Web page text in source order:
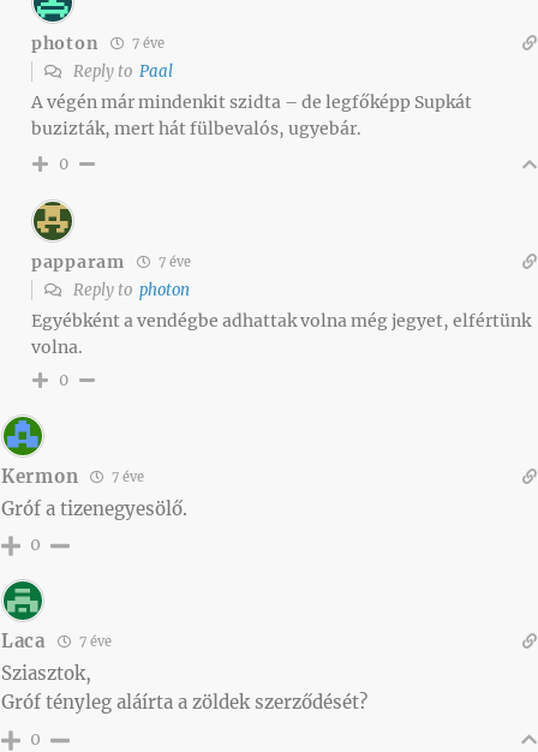
photon 7 éve
Reply to Paal
A végén már mindenkit szidta – de legfőképp Supkát
buzizták, mert hát fülbevalós, ugyebár.
0
papparam 7 éve
Reply to photon
Egyébként a vendégbe adhattak volna még jegyet, elfértünk
volna.
0
Kermon 7 éve
Gróf a tizenegyesölő.
0
Laca 7 éve
Sziasztok,
Gróf tényleg aláírta a zöldek szerződését?
0